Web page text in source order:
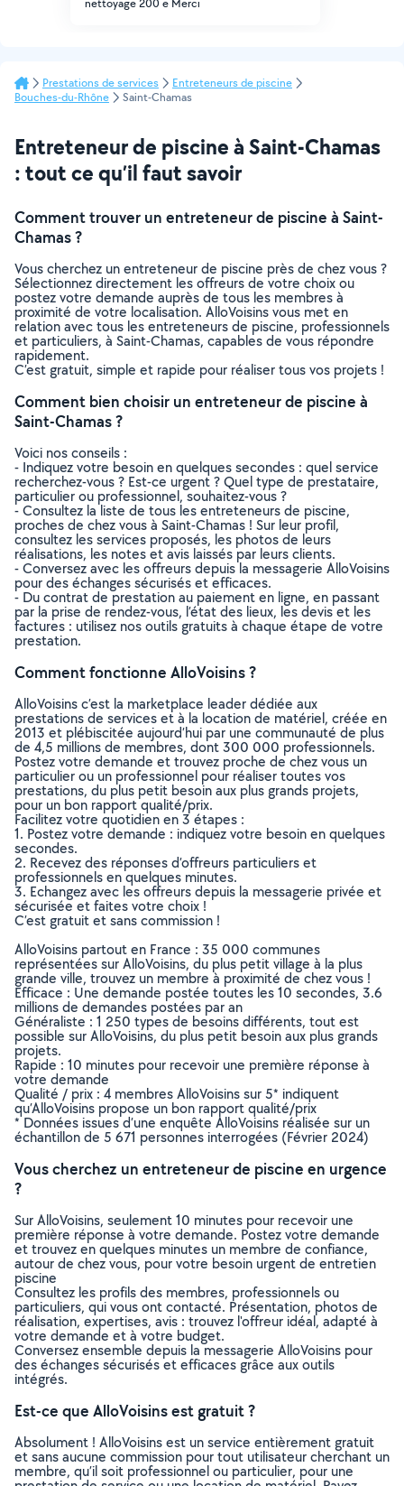
nettoyage 200 e Merci
Prestations de services
Entreteneurs de piscine
Bouches-du-Rhône
Saint-Chamas
Entreteneur de piscine à Saint-Chamas
: tout ce qu’il faut savoir
Comment trouver un entreteneur de piscine à Saint-
Chamas ?
Vous cherchez un entreteneur de piscine près de chez vous ?
Sélectionnez directement les offreurs de votre choix ou
postez votre demande auprès de tous les membres à
proximité de votre localisation. AlloVoisins vous met en
relation avec tous les entreteneurs de piscine, professionnels
et particuliers, à Saint-Chamas, capables de vous répondre
rapidement.
C’est gratuit, simple et rapide pour réaliser tous vos projets !
Comment bien choisir un entreteneur de piscine à
Saint-Chamas ?
Voici nos conseils :
- Indiquez votre besoin en quelques secondes : quel service
recherchez-vous ? Est-ce urgent ? Quel type de prestataire,
particulier ou professionnel, souhaitez-vous ?
- Consultez la liste de tous les entreteneurs de piscine,
proches de chez vous à Saint-Chamas ! Sur leur profil,
consultez les services proposés, les photos de leurs
réalisations, les notes et avis laissés par leurs clients.
- Conversez avec les offreurs depuis la messagerie AlloVoisins
pour des échanges sécurisés et efficaces.
- Du contrat de prestation au paiement en ligne, en passant
par la prise de rendez-vous, l’état des lieux, les devis et les
factures : utilisez nos outils gratuits à chaque étape de votre
prestation.
Comment fonctionne AlloVoisins ?
AlloVoisins c’est la marketplace leader dédiée aux
prestations de services et à la location de matériel, créée en
2013 et plébiscitée aujourd’hui par une communauté de plus
de 4,5 millions de membres, dont 300 000 professionnels.
Postez votre demande et trouvez proche de chez vous un
particulier ou un professionnel pour réaliser toutes vos
prestations, du plus petit besoin aux plus grands projets,
pour un bon rapport qualité/prix.
Facilitez votre quotidien en 3 étapes :
1. Postez votre demande : indiquez votre besoin en quelques
secondes.
2. Recevez des réponses d’offreurs particuliers et
professionnels en quelques minutes.
3. Echangez avec les offreurs depuis la messagerie privée et
sécurisée et faites votre choix !
C’est gratuit et sans commission !
AlloVoisins partout en France : 35 000 communes
représentées sur AlloVoisins, du plus petit village à la plus
grande ville, trouvez un membre à proximité de chez vous !
Efficace : Une demande postée toutes les 10 secondes, 3.6
millions de demandes postées par an
Généraliste : 1 250 types de besoins différents, tout est
possible sur AlloVoisins, du plus petit besoin aux plus grands
projets.
Rapide : 10 minutes pour recevoir une première réponse à
votre demande
Qualité / prix : 4 membres AlloVoisins sur 5* indiquent
qu’AlloVoisins propose un bon rapport qualité/prix
* Données issues d’une enquête AlloVoisins réalisée sur un
échantillon de 5 671 personnes interrogées (Février 2024)
Vous cherchez un entreteneur de piscine en urgence
?
Sur AlloVoisins, seulement 10 minutes pour recevoir une
première réponse à votre demande. Postez votre demande
et trouvez en quelques minutes un membre de confiance,
autour de chez vous, pour votre besoin urgent de entretien
piscine
Consultez les profils des membres, professionnels ou
particuliers, qui vous ont contacté. Présentation, photos de
réalisation, expertises, avis : trouvez l'offreur idéal, adapté à
votre demande et à votre budget.
Conversez ensemble depuis la messagerie AlloVoisins pour
des échanges sécurisés et efficaces grâce aux outils
intégrés.
Est-ce que AlloVoisins est gratuit ?
Absolument ! AlloVoisins est un service entièrement gratuit
et sans aucune commission pour tout utilisateur cherchant un
membre, qu’il soit professionnel ou particulier, pour une